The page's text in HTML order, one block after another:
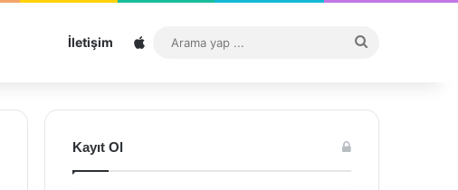
İletişim Sitemap
...
Kayıt Ol